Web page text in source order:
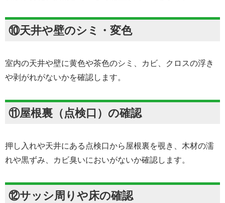
⑩天井や壁のシミ・変色
室内の天井や壁に黄色や茶色のシミ、カビ、クロスの浮き
や剥がれがないかを確認します。
⑪屋根裏（点検口）の確認
押し入れや天井にある点検口から屋根裏を覗き、木材の濡
れや黒ずみ、カビ臭いにおいがないか確認します。
⑫サッシ周りや床の確認